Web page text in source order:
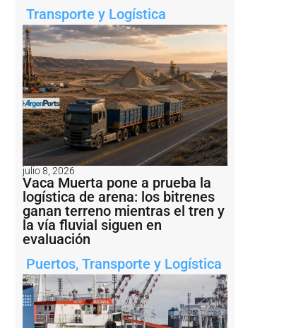
Transporte y Logística
julio 8, 2026
Vaca Muerta pone a prueba la
logística de arena: los bitrenes
ganan terreno mientras el tren y
la vía fluvial siguen en
evaluación
Puertos, Transporte y Logística